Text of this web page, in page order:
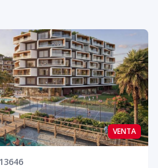
VENTA